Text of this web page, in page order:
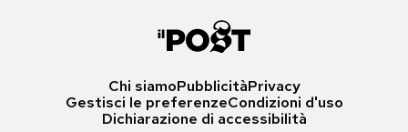
Chi siamoPubblicitàPrivacy
Gestisci le preferenzeCondizioni d'uso
Dichiarazione di accessibilità